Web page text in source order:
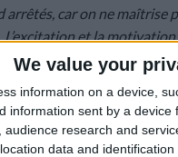
We value your
information on a device,
information sent by a device
research and
data and
car on ne maîtrise
L’excitation et la
Il veut aussi se
performances en général
En plus, quand on
dur. Le match de